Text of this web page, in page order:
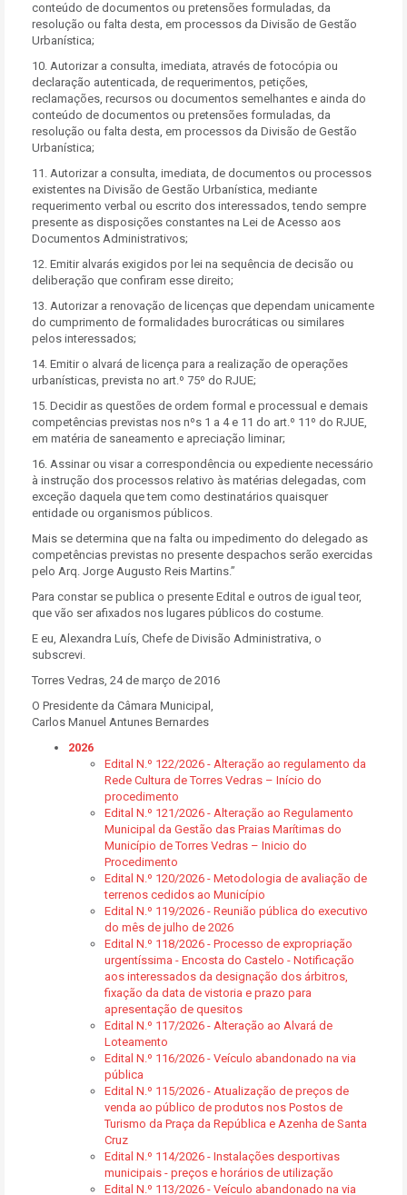
conteúdo de documentos ou pretensões formuladas, da
resolução ou falta desta, em processos da Divisão de Gestão
Urbanística;
10. Autorizar a consulta, imediata, através de fotocópia ou
declaração autenticada, de requerimentos, petições,
reclamações, recursos ou documentos semelhantes e ainda do
conteúdo de documentos ou pretensões formuladas, da
resolução ou falta desta, em processos da Divisão de Gestão
Urbanística;
11. Autorizar a consulta, imediata, de documentos ou processos
existentes na Divisão de Gestão Urbanística, mediante
requerimento verbal ou escrito dos interessados, tendo sempre
presente as disposições constantes na Lei de Acesso aos
Documentos Administrativos;
12. Emitir alvarás exigidos por lei na sequência de decisão ou
deliberação que confiram esse direito;
13. Autorizar a renovação de licenças que dependam unicamente
do cumprimento de formalidades burocráticas ou similares
pelos interessados;
14. Emitir o alvará de licença para a realização de operações
urbanísticas, prevista no art.º 75º do RJUE;
15. Decidir as questões de ordem formal e processual e demais
competências previstas nos nºs 1 a 4 e 11 do art.º 11º do RJUE,
em matéria de saneamento e apreciação liminar;
16. Assinar ou visar a correspondência ou expediente necessário
à instrução dos processos relativo às matérias delegadas, com
exceção daquela que tem como destinatários quaisquer
entidade ou organismos públicos.
Mais se determina que na falta ou impedimento do delegado as
competências previstas no presente despachos serão exercidas
pelo Arq. Jorge Augusto Reis Martins.”
Para constar se publica o presente Edital e outros de igual teor,
que vão ser afixados nos lugares públicos do costume.
E eu, Alexandra Luís, Chefe de Divisão Administrativa, o
subscrevi.
Torres Vedras, 24 de março de 2016
O Presidente da Câmara Municipal,
Carlos Manuel Antunes Bernardes
2026
Edital N.º 122/2026 - Alteração ao regulamento da
Rede Cultura de Torres Vedras – Início do
procedimento
Edital N.º 121/2026 - Alteração ao Regulamento
Municipal da Gestão das Praias Marítimas do
Município de Torres Vedras – Inicio do
Procedimento
Edital N.º 120/2026 - Metodologia de avaliação de
terrenos cedidos ao Município
Edital N.º 119/2026 - Reunião pública do executivo
do mês de julho de 2026
Edital N.º 118/2026 - Processo de expropriação
urgentíssima - Encosta do Castelo - Notificação
aos interessados da designação dos árbitros,
fixação da data de vistoria e prazo para
apresentação de quesitos
Edital N.º 117/2026 - Alteração ao Alvará de
Loteamento
Edital N.º 116/2026 - Veículo abandonado na via
pública
Edital N.º 115/2026 - Atualização de preços de
venda ao público de produtos nos Postos de
Turismo da Praça da República e Azenha de Santa
Cruz
Edital N.º 114/2026 - Instalações desportivas
municipais - preços e horários de utilização
Edital N.º 113/2026 - Veículo abandonado na via